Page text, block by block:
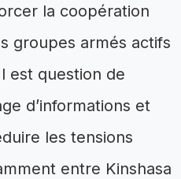
la coopération
groupes armés actifs
est question de
d’informations et
les tensions
entre Kinshasa